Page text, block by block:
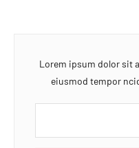
Lorem ipsum dolor sit
eiusmod tempor